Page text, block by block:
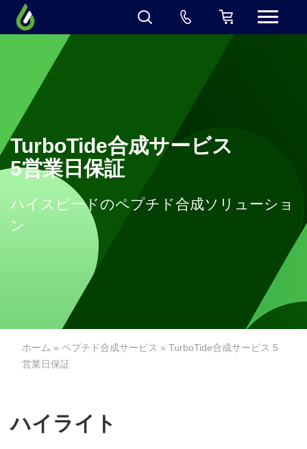
TurboTide合成サービス
5営業日保証
ハイスピードのペプチド合成ソリューショ
ン
ホーム »ペプチド合成サービス » TurboTide合成サービス 5
営業日保証
ハイライト